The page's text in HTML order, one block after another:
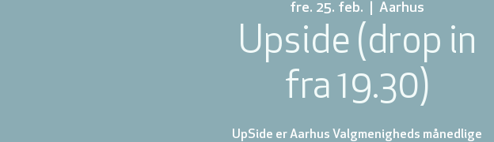
fre. 25. feb.
  |
Aarhus
Upside (drop in
fra 19.30)
UpSide er Aarhus Valgmenigheds månedlige